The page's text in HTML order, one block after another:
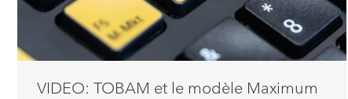
VIDEO: TOBAM et le modèle Maximum